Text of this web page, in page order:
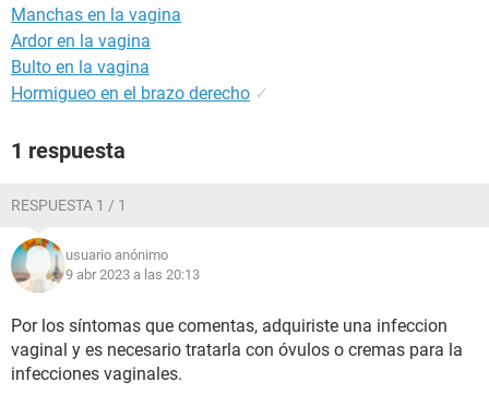
Manchas en la vagina
Ardor en la vagina
Bulto en la vagina
Hormigueo en el brazo derecho ✓
1 respuesta
RESPUESTA 1 / 1
usuario anónimo
9 abr 2023 a las 20:13
Por los síntomas que comentas, adquiriste una infeccion
vaginal y es necesario tratarla con óvulos o cremas para la
infecciones vaginales.